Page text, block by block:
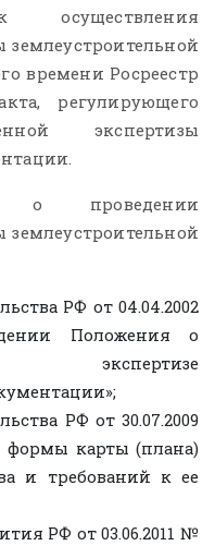
осуществления
землеустроительной
времени Росреестр
регулирующего
экспертизы
о проведении
землеустроительной
РФ от 04.04.2002
Положения о
экспертизе
РФ от 30.07.2009
формы карты (плана)
и требований к ее
РФ от 03.06.2011 №
Методика
В статье